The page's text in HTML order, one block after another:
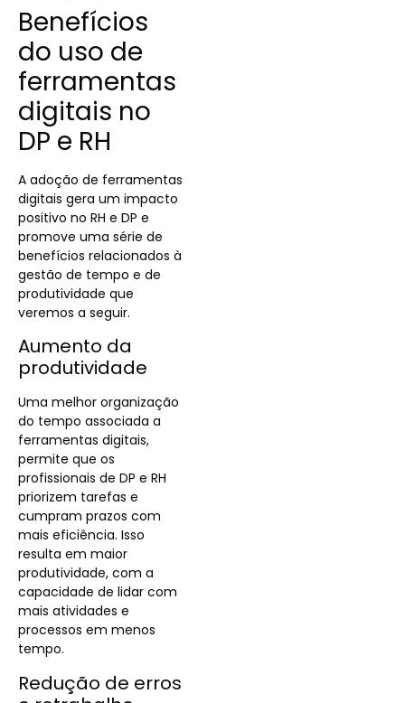
Benefícios
do uso de
ferramentas
digitais no
DP e RH
A adoção de ferramentas
digitais gera um impacto
positivo no RH e DP e
promove uma série de
benefícios relacionados à
gestão de tempo e de
produtividade que
veremos a seguir.
Aumento da
produtividade
Uma melhor organização
do tempo associada a
ferramentas digitais,
permite que os
profissionais de DP e RH
priorizem tarefas e
cumpram prazos com
mais eficiência. Isso
resulta em maior
produtividade, com a
capacidade de lidar com
mais atividades e
processos em menos
tempo.
Redução de erros